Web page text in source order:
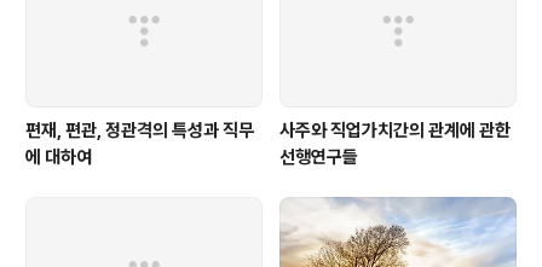
편재, 편관, 정관격의 특성과 직무
에 대하여
사주와 직업가치간의 관계에 관한
선행연구들